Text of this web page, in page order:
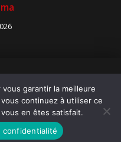
garantir la meilleure
continuez à utiliser ce
en êtes satisfait.
confidentialité